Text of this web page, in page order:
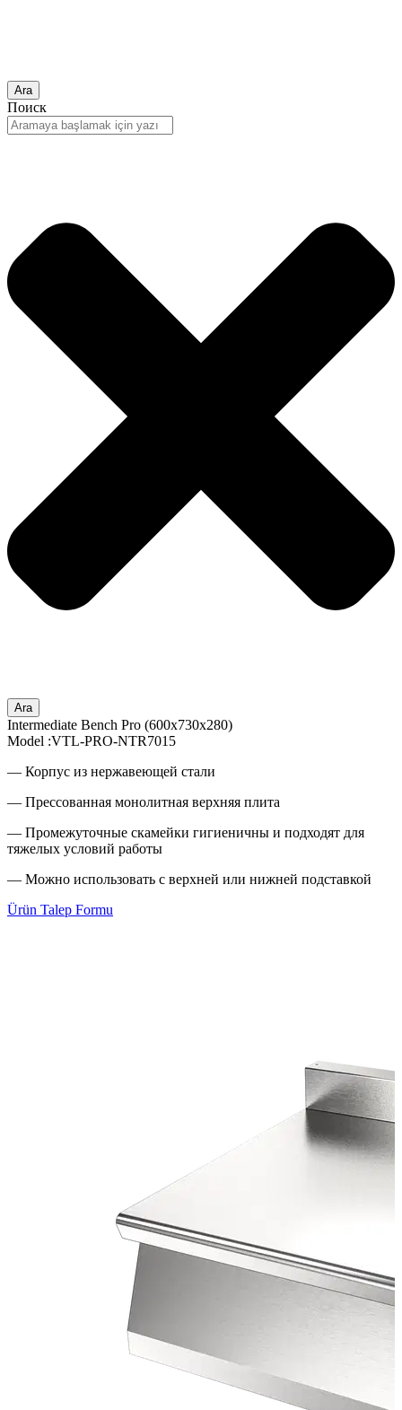
Ara
Поиск
Ara
Intermediate Bench Pro (600x730x280)
Model :VTL-PRO-NTR7015
— Корпус из нержавеющей стали
— Прессованная монолитная верхняя плита
— Промежуточные скамейки гигиеничны и подходят для
тяжелых условий работы
— Можно использовать с верхней или нижней подставкой
Ürün Talep Formu